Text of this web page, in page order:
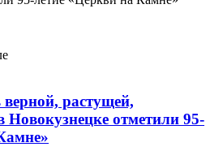
верной, растущей,
Новокузнецке отметили 95-